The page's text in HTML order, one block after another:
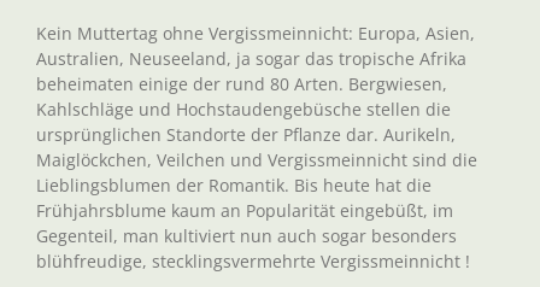
Kein Muttertag ohne Vergissmeinnicht: Europa, Asien,
Australien, Neuseeland, ja sogar das tropische Afrika
beheimaten einige der rund 80 Arten. Bergwiesen,
Kahlschläge und Hochstaudengebüsche stellen die
ursprünglichen Standorte der Pflanze dar. Aurikeln,
Maiglöckchen, Veilchen und Vergissmeinnicht sind die
Lieblingsblumen der Romantik. Bis heute hat die
Frühjahrsblume kaum an Popularität eingebüßt, im
Gegenteil, man kultiviert nun auch sogar besonders
blühfreudige, stecklingsvermehrte Vergissmeinnicht !